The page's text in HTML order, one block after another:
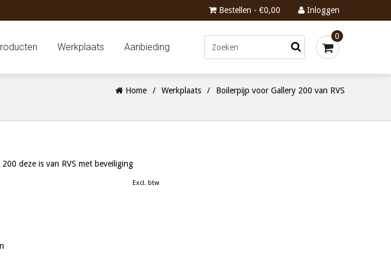
Bestellen - €0,00 Inloggen
Werkplaats Aanbieding
0
Home / Werkplaats / Boilerpijp voor Gallery 200 van RVS
deze is van RVS met beveiliging
Excl. btw